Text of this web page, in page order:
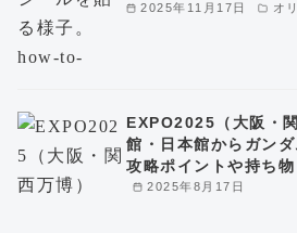
2025年11月17日 オ
2025年8月17日
EXPO2025（大阪・
館・日本館からガン
攻略ポイントや持ち